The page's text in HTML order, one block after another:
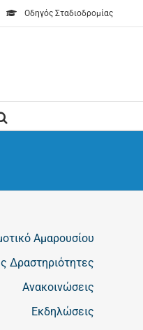
Οδηγός Σταδιοδρομίας
Αμαρουσίου
Δραστηριότητες
Ανακοινώσεις
Εκδηλώσεις